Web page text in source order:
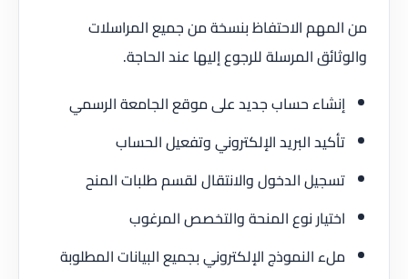
من المهم الاحتفاظ بنسخة من جميع المراسلات
والوثائق المرسلة للرجوع إليها عند الحاجة.
إنشاء حساب جديد على موقع الجامعة الرسمي
تأكيد البريد الإلكتروني وتفعيل الحساب
تسجيل الدخول والانتقال لقسم طلبات المنح
اختيار نوع المنحة والتخصص المرغوب
ملء النموذج الإلكتروني بجميع البيانات المطلوبة